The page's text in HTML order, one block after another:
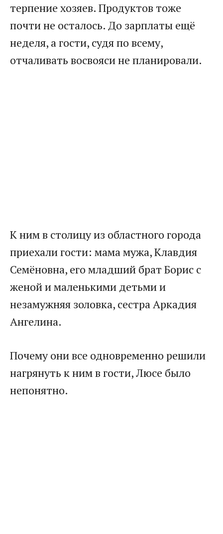
терпение хозяев. Продуктов тоже
почти не осталось. До зарплаты ещё
неделя, а гости, судя по всему,
отчаливать восвояси не планировали.​
​К ним в столицу из областного города
приехали гости: мама мужа, Клавдия
Семёновна, его младший брат Борис с
женой и маленькими детьми и
незамужняя золовка, сестра Аркадия
Ангелина.​
​Почему они все одновременно решили
нагрянуть к ним в гости, Люсе было
непонятно.​